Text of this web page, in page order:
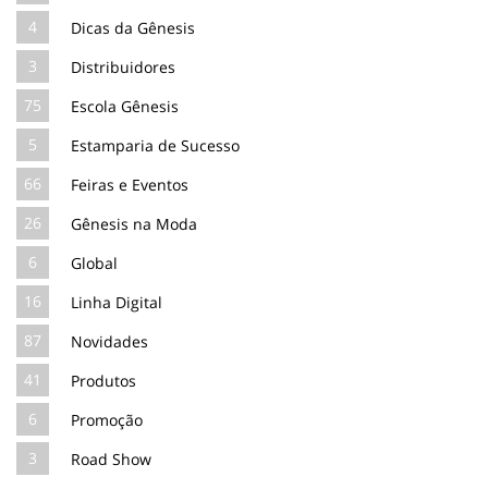
4
Dicas da Gênesis
3
Distribuidores
75
Escola Gênesis
5
Estamparia de Sucesso
66
Feiras e Eventos
26
Gênesis na Moda
6
Global
16
Linha Digital
87
Novidades
41
Produtos
6
Promoção
3
Road Show